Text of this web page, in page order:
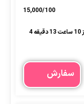
15,000/100
21 روز 10 ساعت 13 دقیقه 4
سفارش